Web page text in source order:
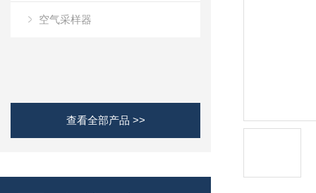
空气采样器
查看全部产品 >>